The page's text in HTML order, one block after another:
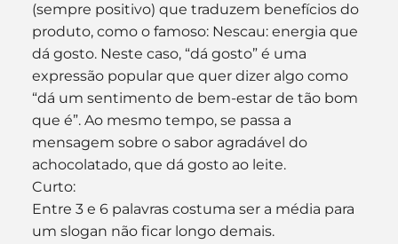
(sempre positivo) que traduzem benefícios do
produto, como o famoso: Nescau: energia que
dá gosto. Neste caso, “dá gosto” é uma
expressão popular que quer dizer algo como
“dá um sentimento de bem-estar de tão bom
que é”. Ao mesmo tempo, se passa a
mensagem sobre o sabor agradável do
achocolatado, que dá gosto ao leite.
Curto:
Entre 3 e 6 palavras costuma ser a média para
um slogan não ficar longo demais.